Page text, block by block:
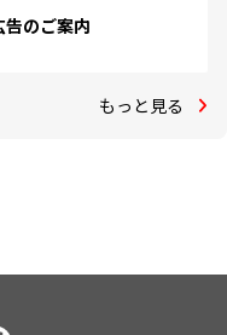
告のご案内
もっと見る